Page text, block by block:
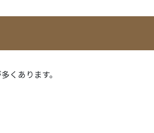
くあります。
基本情報